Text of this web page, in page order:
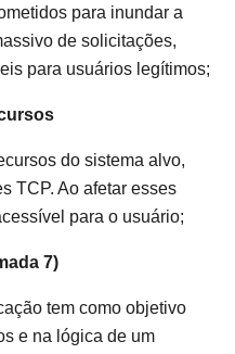
para inundar a
de solicitações,
para usuários legítimos;
do sistema alvo,
TCP. Ao afetar esses
para o usuário;
7)
tem como objetivo
e na lógica de um